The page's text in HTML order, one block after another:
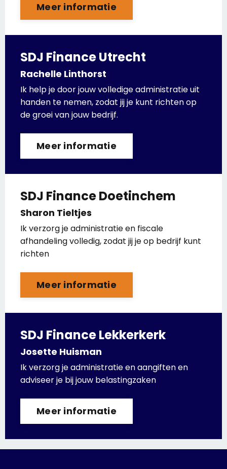
Meer informatie
SDJ Finance Utrecht
Rachelle Linthorst
Ik help je door jouw volledige administratie uit
handen te nemen, zodat jij je kunt richten op
de groei van jouw bedrijf.
Meer informatie
SDJ Finance Doetinchem
Sharon Tieltjes
Ik verzorg je administratie en fiscale
afhandeling volledig, zodat jij je op bedrijf kunt
richten
Meer informatie
SDJ Finance Lekkerkerk
Josette Huisman
Ik verzorg je administratie en aangiften en
adviseer je bij jouw belastingzaken
Meer informatie